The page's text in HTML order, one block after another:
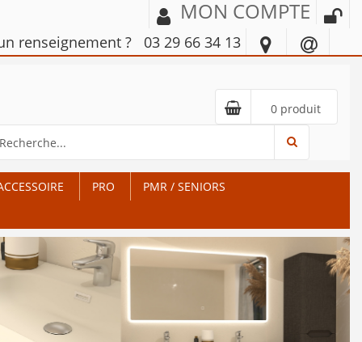
MON COMPTE
renseignement ? 03 29 66 34 13
0 produit
PRO
PMR / SENIORS